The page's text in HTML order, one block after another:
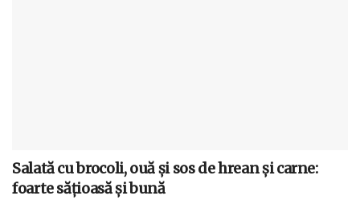
Salată cu brocoli, ouă și sos de hrean și carne:
foarte sățioasă și bună